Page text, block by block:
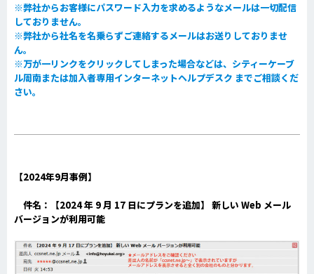
※弊社からお客様にパスワード入力を求めるようなメールは一切配信
しておりません。
※弊社から社名を名乗らずご連絡するメールはお送りしておりませ
ん。
※万が一リンクをクリックしてしまった場合などは、シティーケーブ
ル周南または加入者専用インターネットヘルプデスク までご相談くだ
さい。
【2024年9月事例】
件名：
【2024 年 9 月 17 日にプランを追加】 新しい Web メール
バージョンが利用可能